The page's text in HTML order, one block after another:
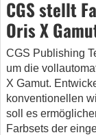
CGS stellt
Oris X
CGS Publishing
um die
X Gamut.
konventionellen
soll es
Farbsets der